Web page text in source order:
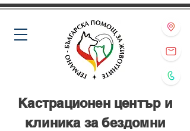
Кастрационен център и
клиника за бездомни